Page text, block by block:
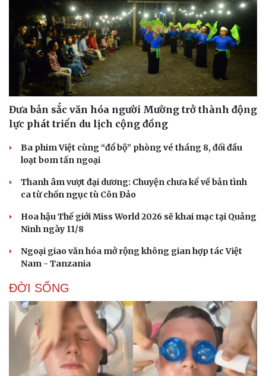
Doanh nghiệp
Thông tin doanh nghiệp
Doanh nhân
Vì cộng đồng
Công nghệ
Trải nghiệm
Đưa bản sắc văn hóa người Mường trở thành động
lực phát triển du lịch cộng đồng
Ba phim Việt cùng “đổ bộ” phòng vé tháng 8, đối đầu
loạt bom tấn ngoại
Thanh âm vượt đại dương: Chuyện chưa kể về bản tình
ca từ chốn ngục tù Côn Đảo
Hoa hậu Thế giới Miss World 2026 sẽ khai mạc tại Quảng
Ninh ngày 11/8
Ngoại giao văn hóa mở rộng không gian hợp tác Việt
Nam - Tanzania
ĐỜI SỐNG